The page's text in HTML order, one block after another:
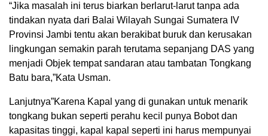
“Jika masalah ini terus biarkan berlarut-larut tanpa ada
tindakan nyata dari Balai Wilayah Sungai Sumatera IV
Provinsi Jambi tentu akan berakibat buruk dan kerusakan
lingkungan semakin parah terutama sepanjang DAS yang
menjadi Objek tempat sandaran atau tambatan Tongkang
Batu bara,”Kata Usman.
Lanjutnya”Karena Kapal yang di gunakan untuk menarik
tongkang bukan seperti perahu kecil punya Bobot dan
kapasitas tinggi, kapal kapal seperti ini harus mempunyai